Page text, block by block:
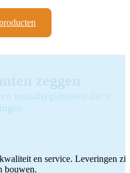
mondhygiënisten die u
en service. Leveringen
bouwen.